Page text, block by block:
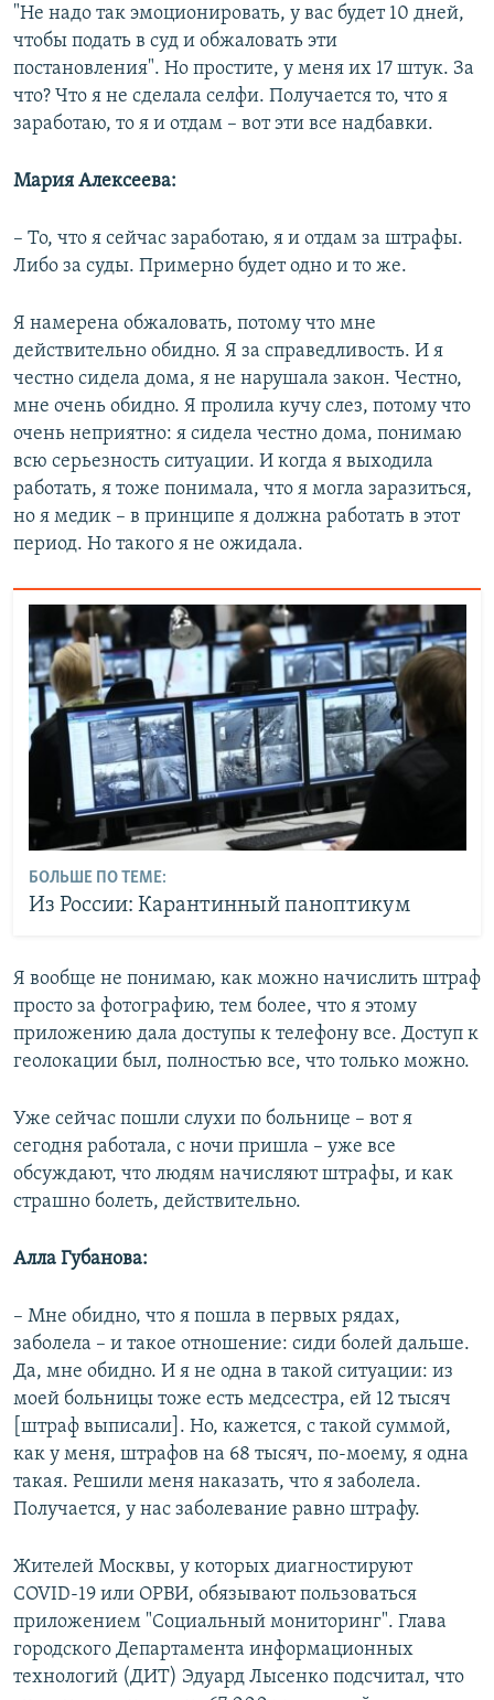
"Не надо так эмоционировать, у вас будет 10 дней,
чтобы подать в суд и обжаловать эти
постановления". Но простите, у меня их 17 штук. За
что? Что я не сделала селфи. Получается то, что я
заработаю, то я и отдам – вот эти все надбавки.
Мария Алексеева:
– То, что я сейчас заработаю, я и отдам за штрафы.
Либо за суды. Примерно будет одно и то же.
Я намерена обжаловать, потому что мне
действительно обидно. Я за справедливость. И я
честно сидела дома, я не нарушала закон. Честно,
мне очень обидно. Я пролила кучу слез, потому что
очень неприятно: я сидела честно дома, понимаю
всю серьезность ситуации. И когда я выходила
работать, я тоже понимала, что я могла заразиться,
но я медик – в принципе я должна работать в этот
период. Но такого я не ожидала.
БОЛЬШЕ ПО ТЕМЕ:
Из России: Карантинный паноптикум
Я вообще не понимаю, как можно начислить штраф
просто за фотографию, тем более, что я этому
приложению дала доступы к телефону все. Доступ к
геолокации был, полностью все, что только можно.
Уже сейчас пошли слухи по больнице – вот я
сегодня работала, с ночи пришла – уже все
обсуждают, что людям начисляют штрафы, и как
страшно болеть, действительно.
Алла Губанова:
– Мне обидно, что я пошла в первых рядах,
заболела – и такое отношение: сиди болей дальше.
Да, мне обидно. И я не одна в такой ситуации: из
моей больницы тоже есть медсестра, ей 12 тысяч
[штраф выписали]. Но, кажется, с такой суммой,
как у меня, штрафов на 68 тысяч, по-моему, я одна
такая. Решили меня наказать, что я заболела.
Получается, у нас заболевание равно штрафу.
Жителей Москвы, у которых диагностируют
COVID-19 или ОРВИ, обязывают пользоваться
приложением "Социальный мониторинг". Глава
городского Департамента информационных
технологий (ДИТ) Эдуард Лысенко подсчитал, что